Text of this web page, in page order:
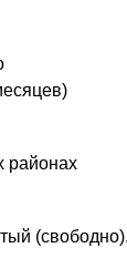
районах